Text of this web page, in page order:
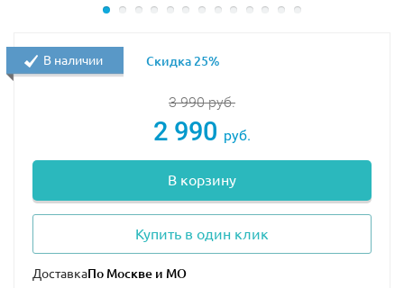
3 990руб.
2 990 руб.
В корзину
Купить в один клик
Доставка
В наличии Скидка 25%